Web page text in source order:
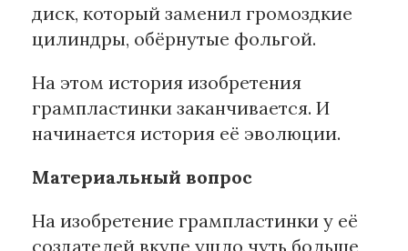
диск, который заменил громоздкие
цилиндры, обёрнутые фольгой.
На этом история изобретения
грампластинки заканчивается. И
начинается история её эволюции.
Материальный вопрос
На изобретение грампластинки у её
создателей вкупе ушло чуть больше